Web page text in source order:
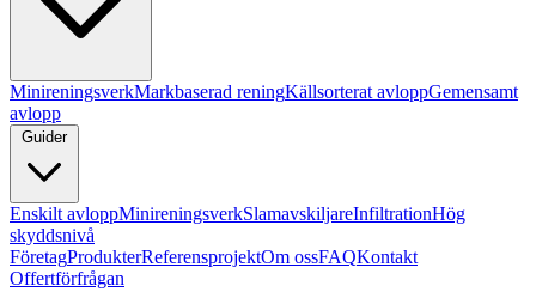
MinireningsverkMarkbaserad reningKällsorterat avloppGemensamt
avlopp
Guider
Enskilt avloppMinireningsverkSlamavskiljareInfiltrationHög
skyddsnivå
FöretagProdukterReferensprojektOm ossFAQKontakt
Offertförfrågan